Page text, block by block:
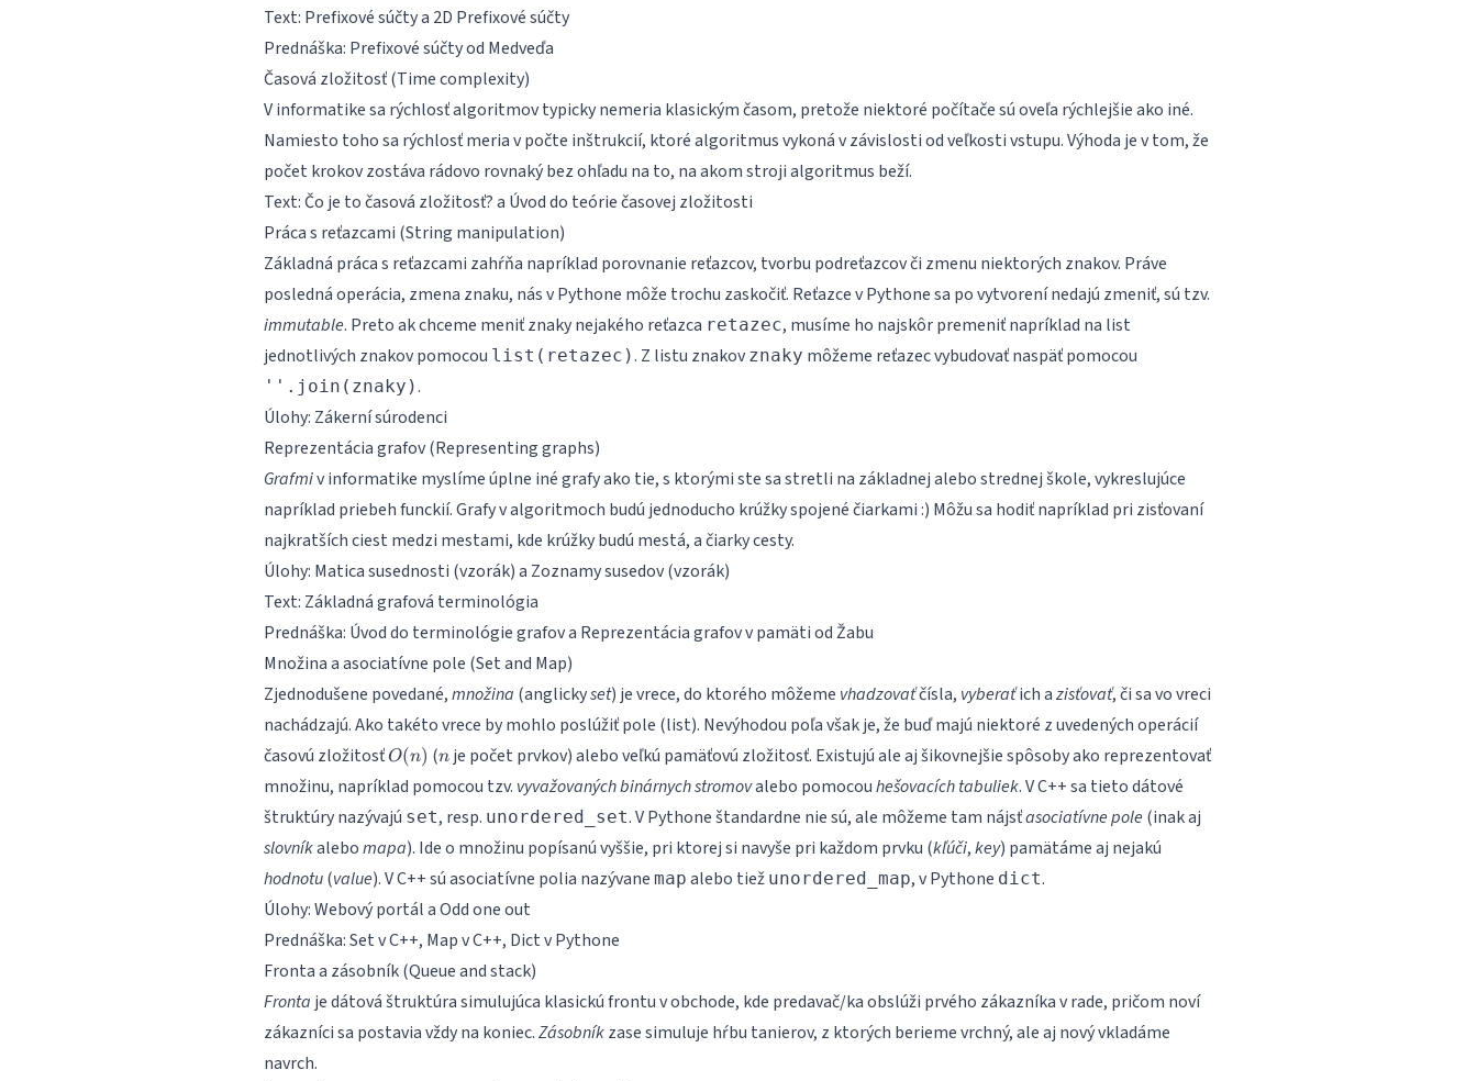
Text: Prefixové súčtya 2D Prefixové súčty
Prednáška: Prefixové súčtyod Medveďa
Časová zložitosť (Time complexity)
V informatike sa rýchlosť algoritmov typicky nemeria klasickým časom, pretože niektoré počítače sú oveľa rýchlejšie ako iné.
Namiesto toho sa rýchlosť meria v počte inštrukcií, ktoré algoritmus vykoná v závislosti od veľkosti vstupu. Výhoda je v tom, že
počet krokov zostáva rádovo rovnaký bez ohľadu na to, na akom stroji algoritmus beží.
Text:Čo je to časová zložitosť?a Úvod do teórie časovej zložitosti
Práca s reťazcami (String manipulation)
Základná práca s reťazcami zahŕňa napríklad porovnanie reťazcov, tvorbu podreťazcov či zmenu niektorých znakov. Práve
posledná operácia, zmena znaku, nás v Pythone môže trochu zaskočiť. Reťazce v Pythone sa po vytvorení nedajú zmeniť, sú tzv.
immutable. Preto ak chceme meniť znaky nejakého reťazca retazec, musíme ho najskôr premeniť napríklad na list
jednotlivých znakov pomocou list(retazec). Z listu znakov znaky môžeme reťazec vybudovať naspäť pomocou
''.join(znaky).
Úlohy: Zákerní súrodenci
Reprezentácia grafov (Representing graphs)
Grafmiv informatike myslíme úplne iné grafy ako tie, s ktorými ste sa stretli na základnej alebo strednej škole, vykreslujúce
napríklad priebeh funckií. Grafy v algoritmoch budú jednoducho krúžky spojené čiarkami :) Môžu sa hodiť napríklad pri zisťovaní
najkratších ciest medzi mestami, kde krúžky budú mestá, a čiarky cesty.
Úlohy: Matica susednosti (vzorák) a Zoznamy susedov(vzorák)
Text: Základná grafová terminológia
Prednáška: Úvod do terminológie grafova Reprezentácia grafov v pamätiod Žabu
Množina a asociatívne pole (Set and Map)
Zjednodušene povedané,množina (anglickyset) je vrece, do ktorého môžeme vhadzovaťčísla, vyberaťich azisťovať, či sa vo vreci
nachádzajú. Ako takéto vrece by mohlo poslúžiť pole (list). Nevýhodou poľa však je, že buď majú niektoré z uvedených operácií
časovú zložitosťO(n)
O(n) (n
n je počet prvkov) alebo veľkú pamäťovú zložitosť. Existujú ale aj šikovnejšie spôsoby ako reprezentovať
množinu, napríklad pomocou tzv. vyvažovaných binárnych stromovalebo pomocouhešovacích tabuliek. V C++ sa tieto dátové
štruktúry nazývajú set, resp. unordered_set. V Pythone štandardne nie sú, ale môžeme tam nájsťasociatívne pole(inak aj
slovníkalebomapa). Ide o množinu popísanú vyššie, pri ktorej si navyše pri každom prvku (kľúči,key) pamätáme aj nejakú
hodnotu(value). V C++ sú asociatívne polia nazývane map alebo tiež unordered_map, v Pythone dict.
Úlohy:Webový portálaOdd one out
Prednáška:Set v C++, Map v C++, Dict v Pythone
Fronta a zásobník (Queue and stack)
Fronta je dátová štruktúra simulujúca klasickú frontu v obchode, kde predavač/ka obslúži prvého zákazníka v rade, pričom noví
zákazníci sa postavia vždy na koniec.Zásobníkzase simuluje hŕbu tanierov, z ktorých berieme vrchný, ale aj nový vkladáme
navrch.